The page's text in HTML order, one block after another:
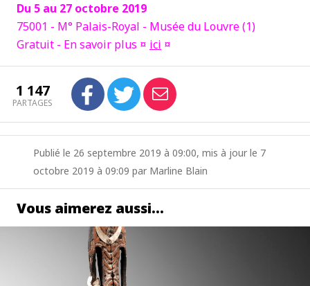
Du 5 au 27 octobre 2019
75001 - M° Palais-Royal - Musée du Louvre (1)
Gratuit - En savoir plus ¤ ici ¤
1 147
PARTAGES
Publié le 26 septembre 2019 à 09:00, mis à jour le 7
octobre 2019 à 09:09 par Marline Blain
Vous aimerez aussi…